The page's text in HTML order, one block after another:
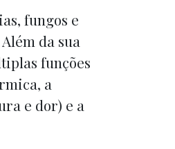
fungos e
da sua
funções
a
e dor) e a